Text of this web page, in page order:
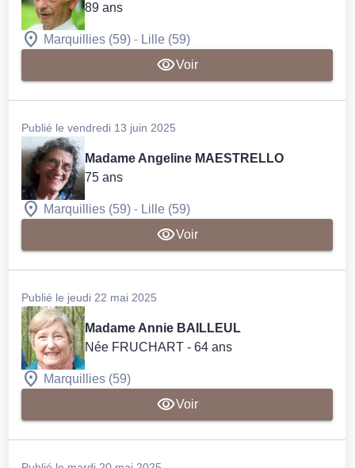
89 ans
Marquillies (59) - Lille (59)
Voir
Publié le vendredi 13 juin 2025
Madame Angeline MAESTRELLO
75 ans
Marquillies (59) - Lille (59)
Voir
Publié le jeudi 22 mai 2025
Madame Annie BAILLEUL
Née FRUCHART - 64 ans
Marquillies (59)
Voir